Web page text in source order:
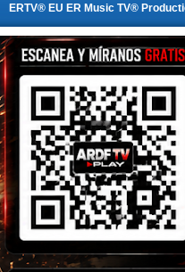
ERTV® EU ER Music TV®